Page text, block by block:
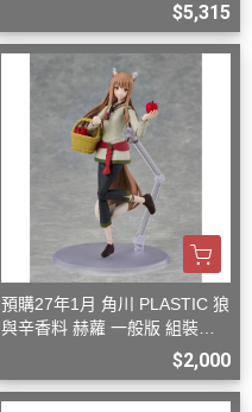
$5,315
預購27年1月 角川 PLASTIC 狼
與辛香料 赫蘿 一般版 組裝模
$2,000